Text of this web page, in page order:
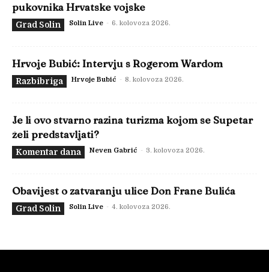
pukovnika Hrvatske vojske
Grad Solin Solin Live - 6. kolovoza 2026.
Hrvoje Bubić: Intervju s Rogerom Wardom
Razbibriga Hrvoje Bubić - 8. kolovoza 2026.
Je li ovo stvarno razina turizma kojom se Supetar
želi predstavljati?
Komentar dana Neven Gabrić - 3. kolovoza 2026.
Obavijest o zatvaranju ulice Don Frane Bulića
Grad Solin Solin Live - 4. kolovoza 2026.